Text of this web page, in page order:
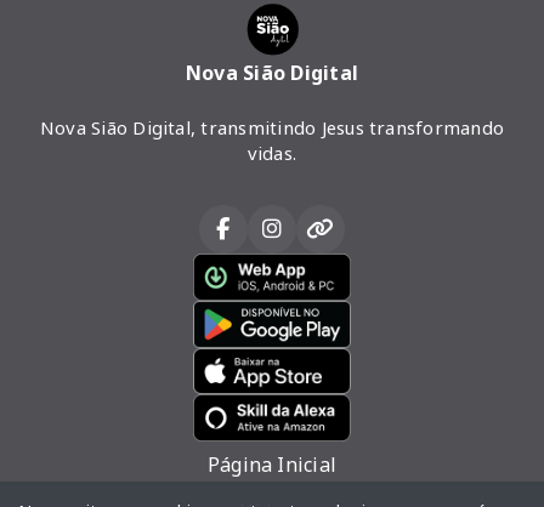
Nova Sião Digital
Nova Sião Digital, transmitindo Jesus transformando
vidas.
Página Inicial